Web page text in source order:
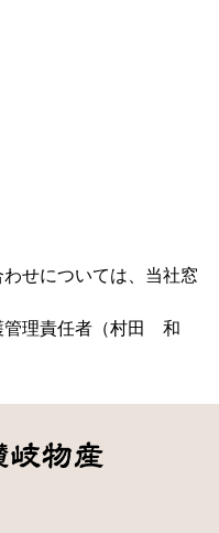
せについては、当社窓
理責任者（村田 和